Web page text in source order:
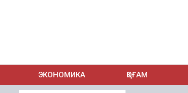
ЭКОНОМИКА ҚОҒАМ